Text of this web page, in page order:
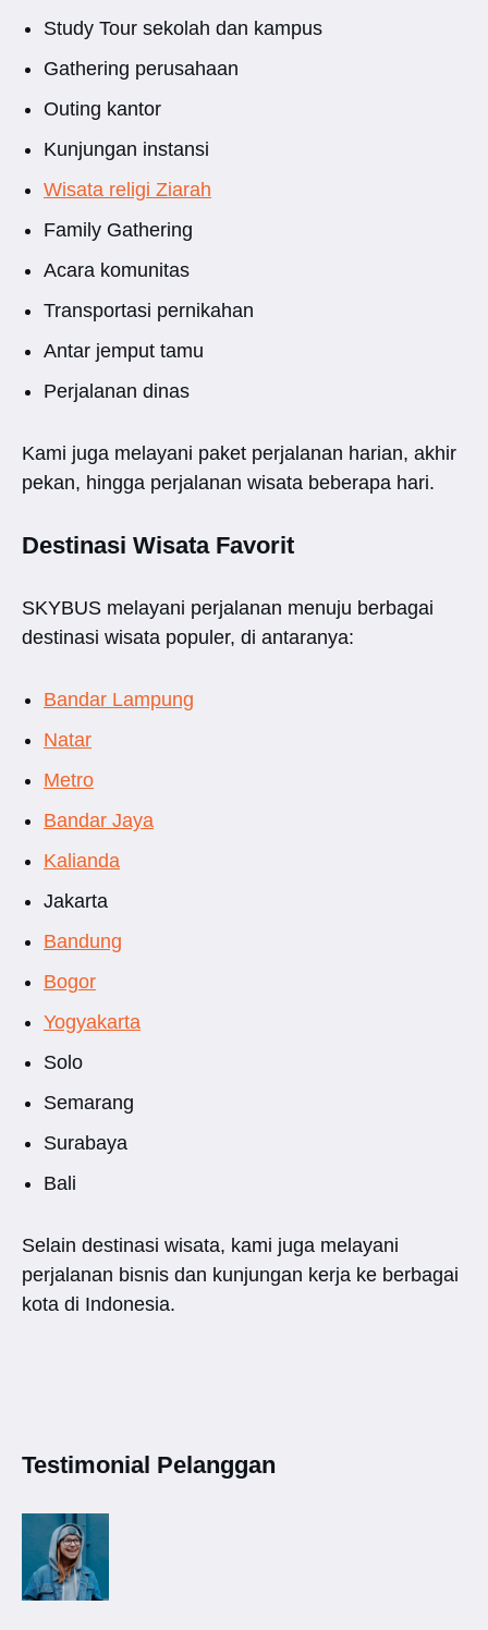
Study Tour sekolah dan kampus
Gathering perusahaan
Outing kantor
Kunjungan instansi
Wisata religi Ziarah
Family Gathering
Acara komunitas
Transportasi pernikahan
Antar jemput tamu
Perjalanan dinas
Kami juga melayani paket perjalanan harian, akhir
pekan, hingga perjalanan wisata beberapa hari.
Destinasi Wisata Favorit
SKYBUS melayani perjalanan menuju berbagai
destinasi wisata populer, di antaranya:
Bandar Lampung
Natar
Metro
Bandar Jaya
Kalianda
Jakarta
Bandung
Bogor
Yogyakarta
Solo
Semarang
Surabaya
Bali
Selain destinasi wisata, kami juga melayani
perjalanan bisnis dan kunjungan kerja ke berbagai
kota di Indonesia.
Testimonial Pelanggan